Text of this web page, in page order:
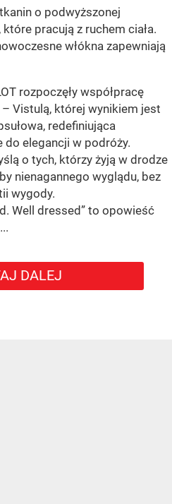
o podwyższonej
pracują z ruchem ciała.
włókna zapewniają
rozpoczęły współpracę
Vistulą, której wynikiem jest
redefiniująca
do elegancji w podróży.
o tych, którzy żyją w drodze
nienagannego wyglądu, bez
wygody.
Well dressed” to opowieść
DALEJ